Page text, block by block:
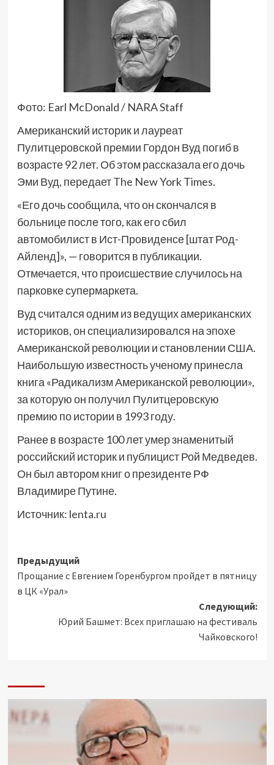
Фото: Earl McDonald / NARA Staff
Американский историк и лауреат
Пулитцеровской премии Гордон Вуд погиб в
возрасте 92 лет. Об этом рассказала его дочь
Эми Вуд, передает The New York Times.
«Его дочь сообщила, что он скончался в
больнице после того, как его сбил
автомобилист в Ист-Провиденсе [штат Род-
Айленд]», — говорится в публикации.
Отмечается, что происшествие случилось на
парковке супермаркета.
Вуд считался одним из ведущих американских
историков, он специализировался на эпохе
Американской революции и становлении США.
Наибольшую известность ученому принесла
книга «Радикализм Американской революции»,
за которую он получил Пулитцеровскую
премию по истории в 1993 году.
Ранее в возрасте 100 лет умер знаменитый
российский историк и публицист Рой Медведев.
Он был автором книг о президенте РФ
Владимире Путине.
Источник: lenta.ru
Навигация
записи
Предыдущий
Прощание с Евгением Горенбургом пройдет в пятницу
в ЦК «Урал»
Следующий:
Юрий Башмет: Всех приглашаю на фестиваль
Чайковского!